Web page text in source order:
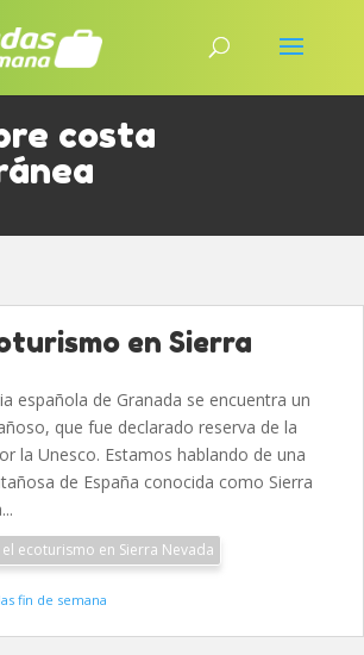
costa
en Sierra
española de Granada se encuentra un
que fue declarado reserva de la
la Unesco. Estamos hablando de una
de España conocida como Sierra
ecoturismo en Sierra Nevada
fin de semana